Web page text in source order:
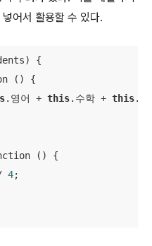
어서 활용할 수 있다.
{
() {
.영어 + this.수학 + this.
() {
4;